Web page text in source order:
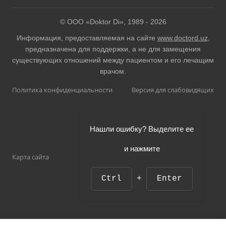
© ООО «Doktor Di», 1989 - 2026
Информация, предоставляемая на сайте www.doctord.uz
предназначена для поддержки, а не для замещения
существующих отношений между пациентом и его лечащим
врачом.
Политика конфиденциальности Версия для слабовидящих
Карта сайта
Нашли ошибку? Выделите ее
и нажмите
Ctrl + Enter